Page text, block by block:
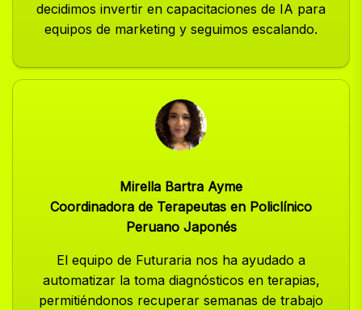
decidimos invertir en capacitaciones de IA para
equipos de marketing y seguimos escalando.
Mirella Bartra Ayme
Coordinadora de Terapeutas en Policlínico
Peruano Japonés
El equipo de Futuraria nos ha ayudado a
automatizar la toma diagnósticos en terapias,
permitiéndonos recuperar semanas de trabajo